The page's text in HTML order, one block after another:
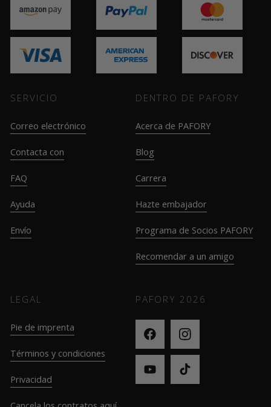
SERVICIO
Correo electrónico
Contacta con
FAQ
Ayuda
Envío
DENTRO DE PAFORY
Acerca de PAFORY
Blog
Carrera
Hazte embajador
Programa de Socios PAFORY
Recomendar a un amigo
LEGAL
Pie de imprenta
Términos y condiciones
Privacidad
PAFORY 2026